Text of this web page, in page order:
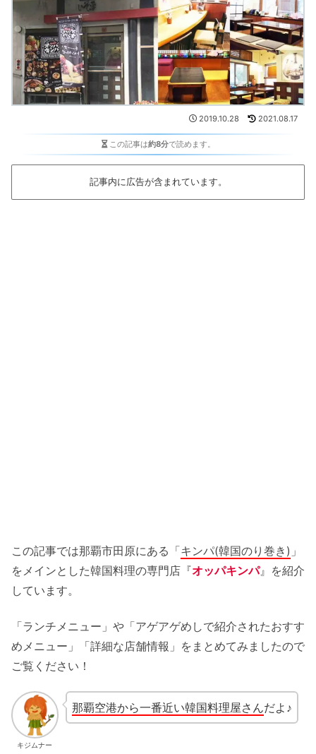
2019.10.28 2021.08.17
この記事は約8分で読めます。
記事内に広告が含まれています。
この記事では那覇市田原にある「キンパ(韓国のり巻き) 」
をメインとした韓国料理の専門店『オッパキンパ』を紹介
しています。
「ランチメニュー」や「アゲアゲめしで紹介されたおすす
めメニュー」「詳細な店舗情報」をまとめてみましたので
ご覧ください！
キジムナー
那覇空港から一番近い韓国料理屋さんだよ♪